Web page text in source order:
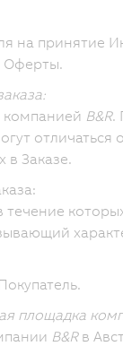
на принятие
Оферты.
компанией B&R.
отличаться
в Заказе.
течение
площадка
B&Rв